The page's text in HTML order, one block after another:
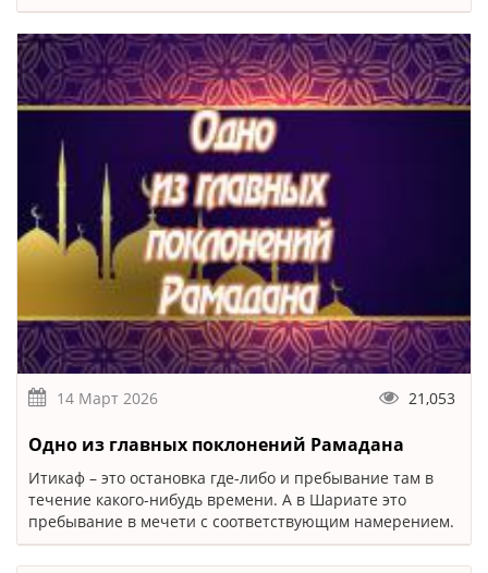
14 Март 2026 21,053
Одно из главных поклонений Рамадана
Итикаф – это остановка где-либо и пребывание там в
течение какого-нибудь времени. А в Шариате это
пребывание в мечети с соответствующим намерением.